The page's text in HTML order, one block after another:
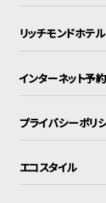
リッチモンドホテ
インターネット予
プライバシーポリ
エコスタイル